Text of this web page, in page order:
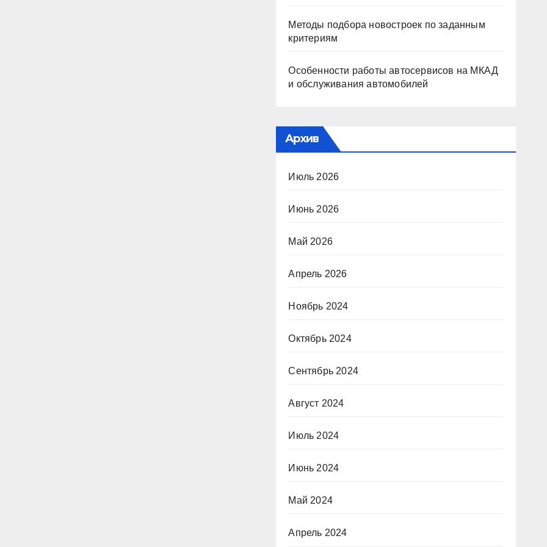
Методы подбора новостроек по заданным
критериям
Особенности работы автосервисов на МКАД
и обслуживания автомобилей
Архив
Июль 2026
Июнь 2026
Май 2026
Апрель 2026
Ноябрь 2024
Октябрь 2024
Сентябрь 2024
Август 2024
Июль 2024
Июнь 2024
Май 2024
Апрель 2024